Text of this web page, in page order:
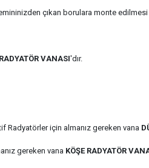
çıkan borulara monte
VANASI'dır.
Radyatörler için almanız gereken vana
gereken vana KÖŞE RADYATÖR